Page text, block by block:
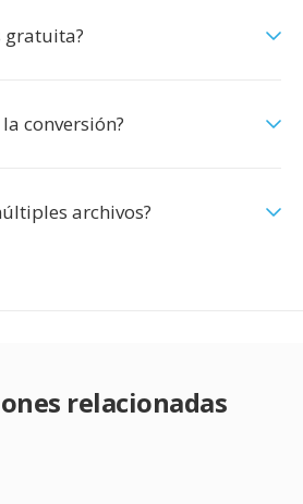
gratuita?
conversión?
archivos?
relacionadas